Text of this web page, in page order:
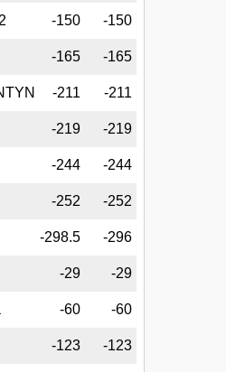
-150 -150
-165 -165
-211 -211
-219 -219
-244 -244
-252 -252
-298.5 -296
-29 -29
-60 -60
-123 -123